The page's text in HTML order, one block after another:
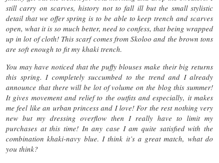
still carry on scarves, history not to fall ill but the small stylistic
detail that we offer spring is to be able to keep trench and scarves
open, what it is so much better, need to confess, that being wrapped
up in lot of cloth! This scarf comes from Skoloo and the brown tons
are soft enough to fit my khaki trench.
You may have noticed that the puffy blouses make their big returns
this spring. I completely succumbed to the trend and I already
announce that there will be lot of volume on the blog this summer!
It gives movement and relief to the outfits and especially, it makes
me feel like an urban princess and I love! For the rest nothing very
new but my dressing overflow then I really have to limit my
purchases at this time! In any case I am quite satisfied with the
combination khaki-navy blue. I think it’s a great match, what do
you think?